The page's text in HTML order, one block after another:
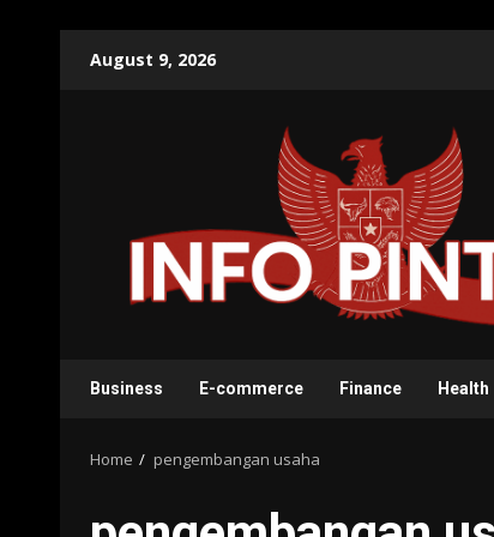
August 9, 2026
Business E-commerce Finance Health
Home pengembangan usaha